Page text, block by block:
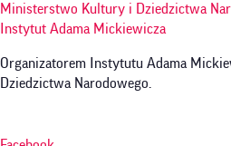
Ministerstwo Kultury i Dziedzictwa
Instytut Adama Mickiewicza
Organizatorem Instytutu Adama
Dziedzictwa Narodowego.